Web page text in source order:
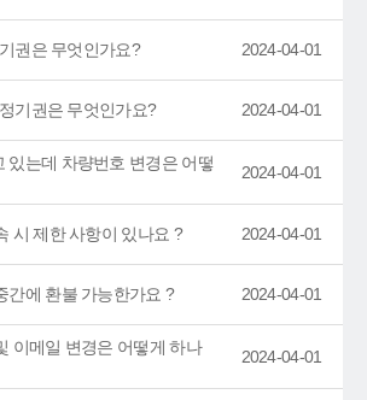
권은 무엇인가요? 2024-04-01
기권은 무엇인가요? 2024-04-01
있는데 차량번호 변경은 어떻
2024-04-01
시 제한 사항이 있나요 ? 2024-04-01
간에 환불 가능한가요 ? 2024-04-01
이메일 변경은 어떻게 하나
2024-04-01